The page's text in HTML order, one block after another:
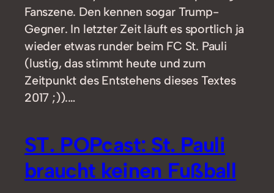
Fanszene. Den kennen sogar Trump-
Gegner. In letzter Zeit läuft es sportlich ja
wieder etwas runder beim FC St. Pauli
(lustig, das stimmt heute und zum
Zeitpunkt des Entstehens dieses Textes
2017 ;)).…
ST. POPcast: St. Pauli
braucht keinen Fußball